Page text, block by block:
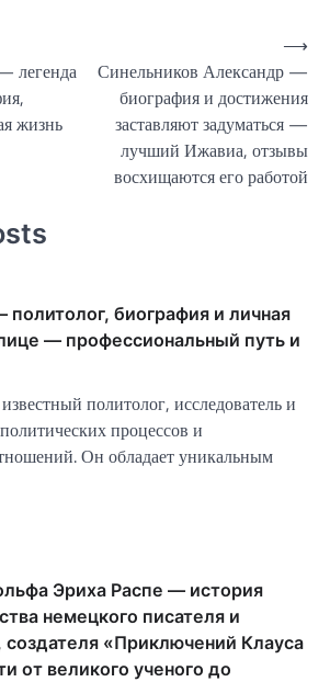
легенда
жизнь
Синельников Александр —
биография и достижения
заставляют задуматься —
лучший Ижавиа, отзывы
восхищаются его работой
⟶
биография и личная
— профессиональный путь и
политолог, исследователь и
процессов и
Он обладает уникальным
Эриха Распе — история
немецкого писателя и
создателя «Приключений Клауса
от великого ученого до